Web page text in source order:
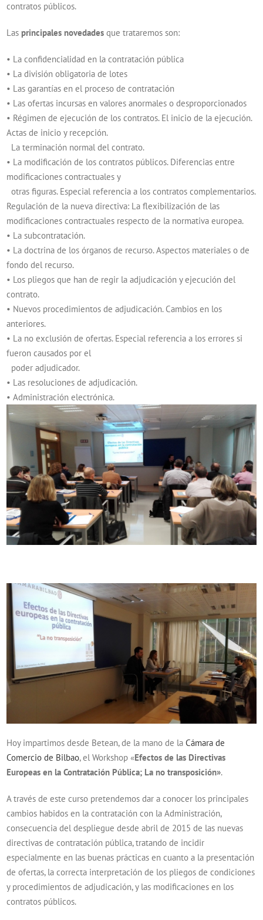
contratos públicos.
Las principales novedades que trataremos son:
• La confidencialidad en la contratación pública
• La división obligatoria de lotes
• Las garantías en el proceso de contratación
• Las ofertas incursas en valores anormales o desproporcionados
• Régimen de ejecución de los contratos. El inicio de la ejecución.
Actas de inicio y recepción.
La terminación normal del contrato.
• La modificación de los contratos públicos. Diferencias entre
modificaciones contractuales y
otras figuras. Especial referencia a los contratos complementarios.
Regulación de la nueva directiva: La flexibilización de las
modificaciones contractuales respecto de la normativa europea.
• La subcontratación.
• La doctrina de los órganos de recurso. Aspectos materiales o de
fondo del recurso.
• Los pliegos que han de regir la adjudicación y ejecución del
contrato.
• Nuevos procedimientos de adjudicación. Cambios en los
anteriores.
• La no exclusión de ofertas. Especial referencia a los errores si
fueron causados por el
poder adjudicador.
• Las resoluciones de adjudicación.
• Administración electrónica.
Hoy impartimos desde Betean, de la mano de laCámara de
Comercio de Bilbao, el Workshop «Efectos de las Directivas
Europeas en la Contratación Pública; La no transposición».
A través de este curso pretendemos dar a conocer los principales
cambios habidos en la contratación con la Administración,
consecuencia del despliegue desde abril de 2015 de las nuevas
directivas de contratación pública, tratando de incidir
especialmente en las buenas prácticas en cuanto a la presentación
de ofertas, la correcta interpretación de los pliegos de condiciones
y procedimientos de adjudicación, y las modificaciones en los
contratos públicos.